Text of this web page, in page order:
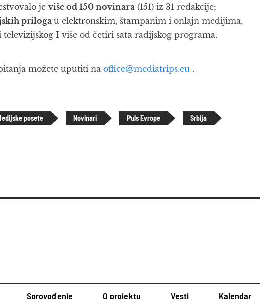
je više od 150 novinara (151) iz 31 redakcije;
priloga u elektronskim, štampanim i onlajn medijima,
televizijskog I više od četiri sata radijskog programa.
možete uputiti na office@mediatrips.eu .
posete Novinari Puls Evrope Srbija
Sprovođenje O projektu Vesti Kalendar